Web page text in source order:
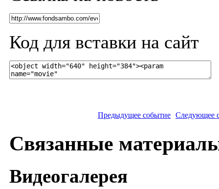
Код для вставки на сайт
Предыдущее событие Следующее
Связанные
Видеогалерея